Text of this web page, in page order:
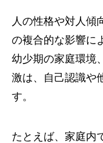
人の性格や対人傾
の複合的な影響に
幼少期の家庭環境
激は、自己認識や
す。
たとえば、家庭内